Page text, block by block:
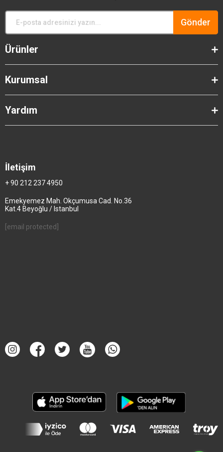
Gönder
Ürünler
Kurumsal
Yardım
İletişim
+ 90 212 237 4950
Emekyemez Mah. Okçumusa Cad. No.36
Kat.4 Beyoğlu / Istanbul
[email protected]